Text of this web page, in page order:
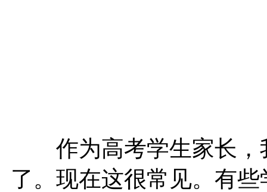
作为高考学生家长，
了。现在这很常见。有